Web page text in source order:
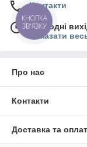
Контакти
Сьогодні
Показати
Про нас
Контакти
Доставка та
КНОПКА
ЗВ'ЯЗКУ